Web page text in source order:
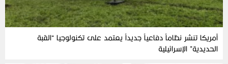
أمريكا تنشر نظاماً دفاعياً جديداً يعتمد على تكنولوجيا “القبة
الحديدية” الإسرائيلية